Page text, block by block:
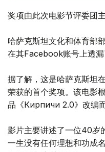
奖项由此次电影节评委团
哈萨克斯坦文化和体育部
在其Facebook账号上透漏
据了解，这是哈萨克斯坦
荣获的首个奖项。该电影
品《Кирпичи 2.0》改编而
影片主要讲述了一位40岁
一生没有任何理想和功成